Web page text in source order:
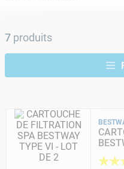
7 produits
★★
8.
9.
skimmer
10. chlore choc